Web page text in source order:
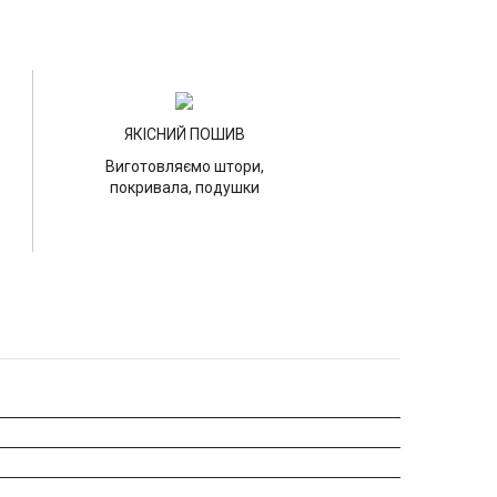
ЯКІСНИЙ ПОШИВ
Виготовляємо штори,
покривала, подушки